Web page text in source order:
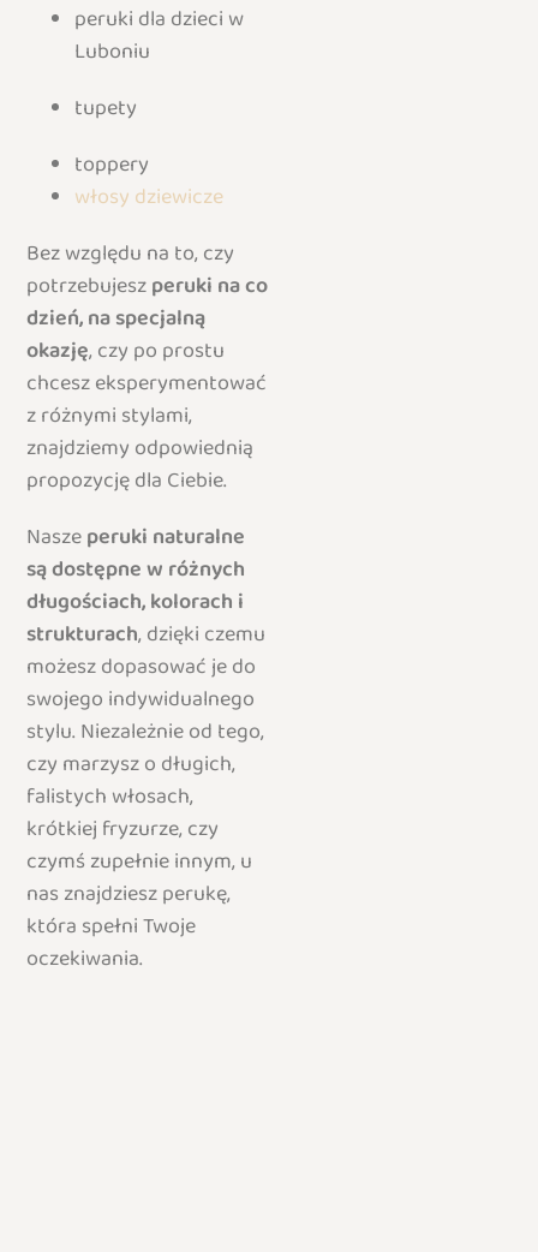
peruki dla dzieci w
Luboniu
tupety
toppery
włosy dziewicze
Bez względu na to, czy
potrzebujeszperuki na co
dzień, na specjalną
okazję, czy po prostu
chcesz eksperymentować
z różnymi stylami,
znajdziemy odpowiednią
propozycję dla Ciebie.
Naszeperuki naturalne
są dostępne w różnych
długościach, kolorach i
strukturach, dzięki czemu
możesz dopasować je do
swojego indywidualnego
stylu. Niezależnie od tego,
czy marzysz o długich,
falistych włosach,
krótkiej fryzurze, czy
czymś zupełnie innym, u
nas znajdziesz perukę,
która spełni Twoje
oczekiwania.